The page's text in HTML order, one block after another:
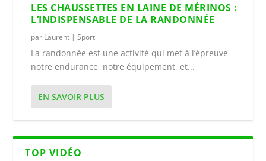
LES CHAUSSETTES EN LAINE DE MÉRINOS :
L’INDISPENSABLE DE LA RANDONNÉE
par Laurent |Sport
La randonnée est une activité qui met à l’épreuve
notre endurance, notre équipement, et...
EN SAVOIR PLUS
TOP VIDÉO